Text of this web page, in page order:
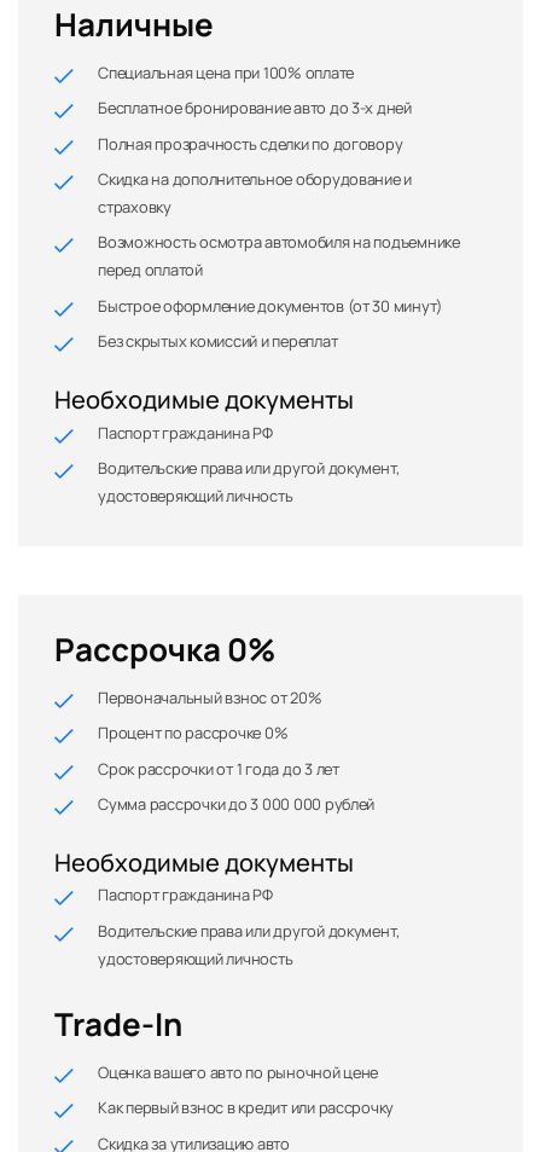
Наличные
Специальная цена при 100% оплате
Бесплатное бронирование авто до 3-х дней
Полная прозрачность сделки по договору
Скидка на дополнительное оборудование и
страховку
Возможность осмотра автомобиля на подъемнике
перед оплатой
Быстрое оформление документов (от 30 минут)
Без скрытых комиссий и переплат
Необходимые документы
Паспорт гражданина РФ
Водительские права или другой документ,
удостоверяющий личность
Рассрочка 0%
Первоначальный взнос от 20%
Процент по рассрочке 0%
Срок рассрочки от 1 года до 3 лет
Сумма рассрочки до 3 000 000 рублей
Необходимые документы
Паспорт гражданина РФ
Водительские права или другой документ,
удостоверяющий личность
Trade-In
Оценка вашего авто по рыночной цене
Как первый взнос в кредит или рассрочку
Скидка за утилизацию авто